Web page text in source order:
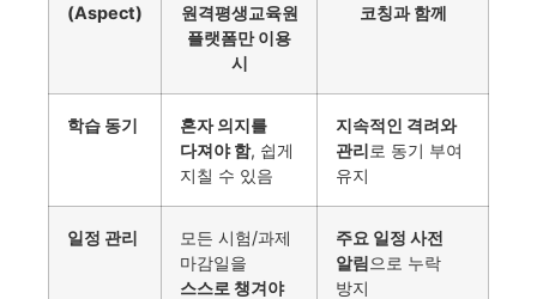
(Aspect)
원격평생교육원
플랫폼만 이용
시
코칭과 함께
학습 동기
혼자 의지를
다져야 함, 쉽게
지칠 수 있음
지속적인 격려와
관리로 동기 부여
유지
일정 관리
모든 시험/과제
마감일을
스스로 챙겨야
주요 일정 사전
알림으로 누락
방지